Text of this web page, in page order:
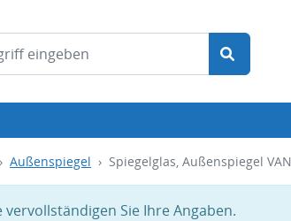
Außenspiegel Spiegelglas, Außenspiegel
Sie Ihre Angaben.